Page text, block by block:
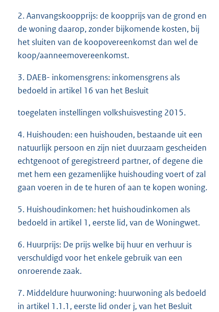
2. Aanvangskoopprijs: de koopprijs van de grond en
de woning daarop, zonder bijkomende kosten, bij
het sluiten van de koopovereenkomst dan wel de
koop/aanneemovereenkomst.
3. DAEB- inkomensgrens: inkomensgrens als
bedoeld in artikel 16 van het Besluit
toegelaten instellingen volkshuisvesting 2015.
4. Huishouden: een huishouden, bestaande uit een
natuurlijk persoon en zijn niet duurzaam gescheiden
echtgenoot of geregistreerd partner, of degene die
met hem een gezamenlijke huishouding voert of zal
gaan voeren in de te huren of aan te kopen woning.
5. Huishoudinkomen: het huishoudinkomen als
bedoeld in artikel 1, eerste lid, van de Woningwet.
6. Huurprijs: De prijs welke bij huur en verhuur is
verschuldigd voor het enkele gebruik van een
onroerende zaak.
7. Middeldure huurwoning: huurwoning als bedoeld
in artikel 1.1.1, eerste lid onder j, van het Besluit